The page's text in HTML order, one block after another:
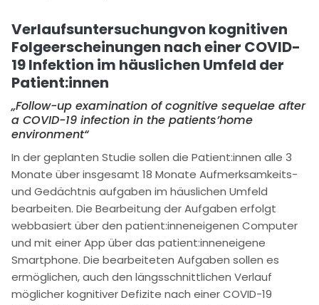
Verlaufsuntersuchungvon kognitiven
Folgeerscheinungen nach einer COVID-
19 Infektion im häuslichen Umfeld der
Patient:innen
„Follow-up examination of cognitive sequelae after
a COVID-19 infection in the patients’home
environment“
In der geplanten Studie sollen die Patient:innen alle 3
Monate über insgesamt 18 Monate Aufmerksamkeits-
und Gedächtnis aufgaben im häuslichen Umfeld
bearbeiten. Die Bearbeitung der Aufgaben erfolgt
webbasiert über den patient:inneneigenen Computer
und mit einer App über das patient:inneneigene
Smartphone. Die bearbeiteten Aufgaben sollen es
ermöglichen, auch den längsschnittlichen Verlauf
möglicher kognitiver Defizite nach einer COVID-19